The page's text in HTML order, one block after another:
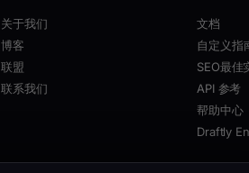
关于我们
博客
联盟
联系我们
文档
自定义指
SEO最佳
API 参考
帮助中心
Draftly